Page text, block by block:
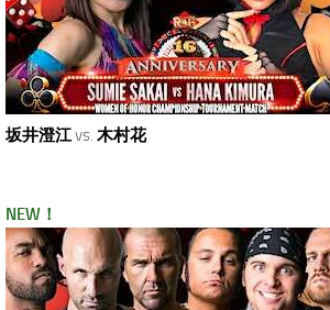
坂井澄江vs. 木村花
NEW！